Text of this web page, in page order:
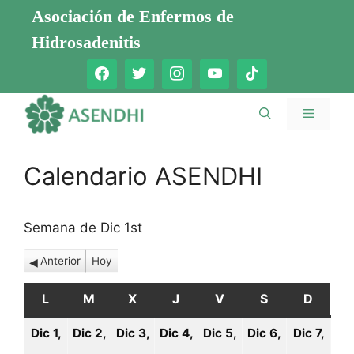
Saltar
contenido
Asociación de Enfermos de
Hidrosadenitis
Menú
Calendario ASENDHI
Semana de Dic 1st
Anterior Hoy
L LUNES
M MARTES
X MIÉRCOLES
J JUEVES
V VIERNES
S SÁBADO
D
Dic 1,
Dic 2,
Dic 3,
Dic 4,
Dic 5,
Dic 6,
Dic 7,